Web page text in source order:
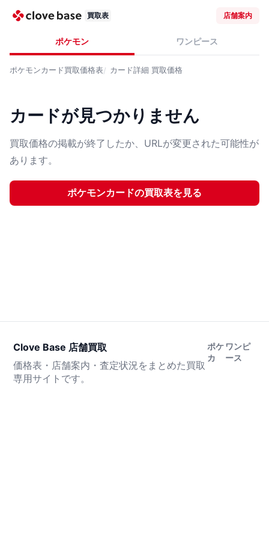
買取表 店舗案内
ポケモン ワンピース
ポケモンカード買取価格表 カード詳細 買取価格
カードが見つかりません
買取価格の掲載が終了したか、URLが変更された可能性が
あります。
ポケモンカードの買取表を見る
Clove Base 店舗買取
価格表・店舗案内・査定状況をまとめた買取
専用サイトです。
ポケ
カ
ワンピ
ース